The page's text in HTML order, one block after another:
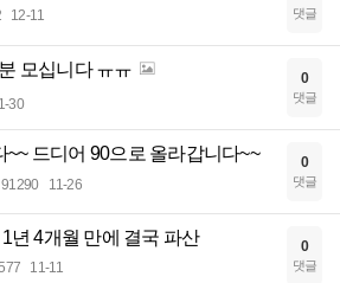
12-11 댓글
모십니다 ㅠㅠ
30
0
댓글
~~ 드디어 90으로 올라갑니다~~
11-26
0
댓글
년 4개월 만에 결국 파산
11-11
0
댓글